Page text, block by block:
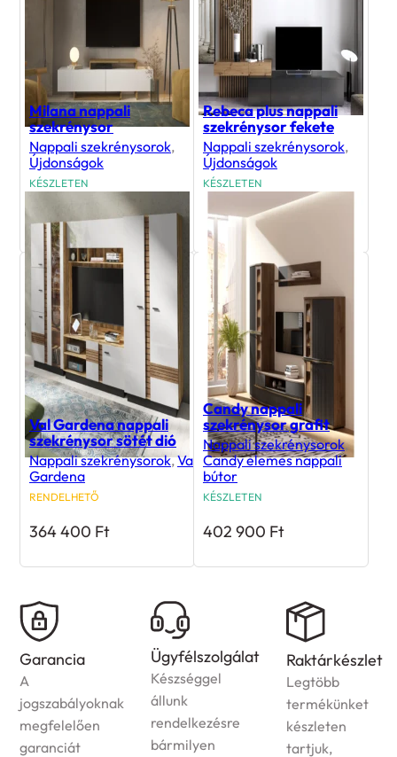
Milana nappali
szekrénysor
Nappali szekrénysorok,
Újdonságok
KÉSZLETEN
45 700Ft
Rebeca plus nappali
szekrénysor fekete
Nappali szekrénysorok,
Újdonságok
KÉSZLETEN
138 900Ft
Val Gardena nappali
szekrénysor sötét dió
Nappali szekrénysorok,Val
Gardena
RENDELHETŐ
364 400 Ft
Candy nappali
szekrénysor grafit
Nappali szekrénysorok,
Candy elemes nappali
bútor
KÉSZLETEN
402 900 Ft
Ügyfélszolgálat
Készséggel
állunk
rendelkezésre
bármilyen
Raktárkészlet
Legtöbb
termékünket
készleten
tartjuk,
Házhozszállítás
Az
ország
egész
területére